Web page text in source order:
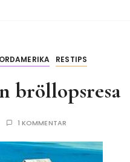
RESTIPS
bröllopsresa
1 KOMMENTAR